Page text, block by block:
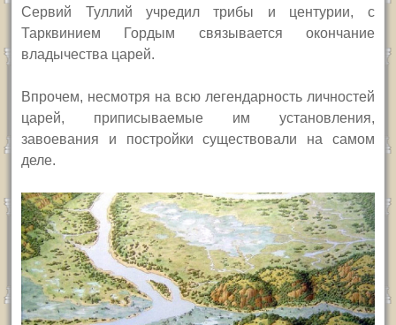
Сервий Туллий учредил трибы и центурии, с
Тарквинием Гордым связывается окончание
владычества царей.
Впрочем, несмотря на всю легендарность личностей
царей, приписываемые им установления,
завоевания и постройки существовали на самом
деле.